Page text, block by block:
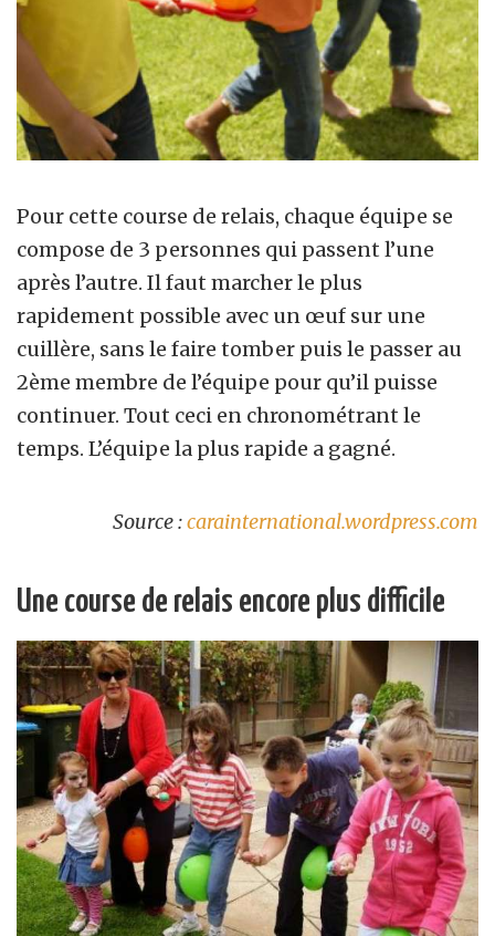
Pour cette course de relais, chaque équipe se
compose de 3 personnes qui passent l’une
après l’autre. Il faut marcher le plus
rapidement possible avec un œuf sur une
cuillère, sans le faire tomber puis le passer au
2ème membre de l’équipe pour qu’il puisse
continuer. Tout ceci en chronométrant le
temps. L’équipe la plus rapide a gagné.
Source :carainternational.wordpress.com
Une course de relais encore plus difficile